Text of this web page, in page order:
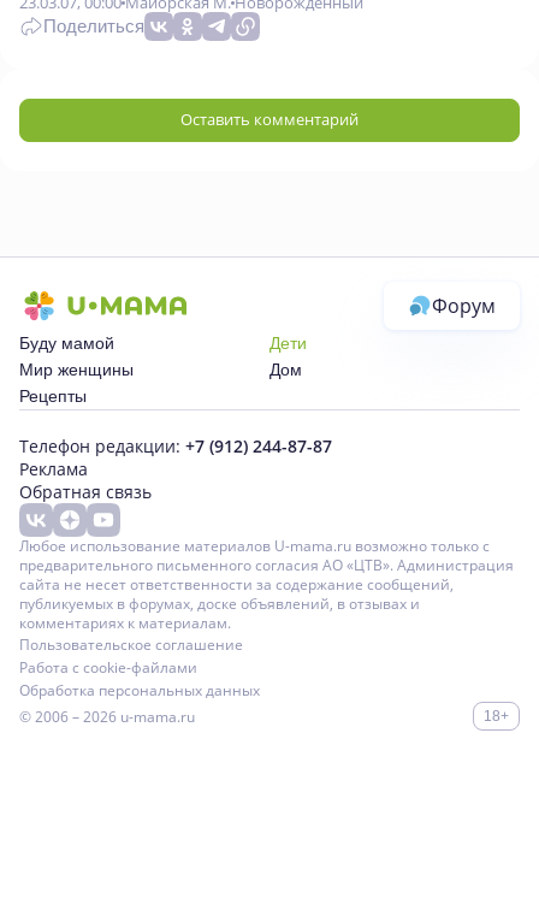
Поделиться
Оставить комментарий
Форум
Буду мамой
Дети
Мир женщины
Дом
Рецепты
Телефон редакции: +7 (912) 244-87-87
Реклама
Обратная связь
Любое использование материалов U-mama.ru возможно только с
предварительного письменного согласия АО «ЦТВ». Администрация
сайта не несет ответственности за содержание сообщений,
публикуемых в форумах, доске объявлений, в отзывах и
комментариях к материалам.
Пользовательское соглашение
Работа с cookie-файлами
Обработка персональных данных
© 2006 – 2026 u-mama.ru 18+